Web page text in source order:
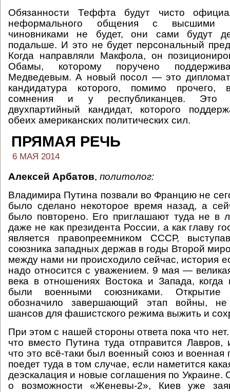
Обязанности Теффта будут чисто
неформального общения с высшими
чиновниками не будет, они сами будут
подальше. И это не будет персональный
Когда направляли Макфола, он
Обамы, которому поручено
Медведевым. А новый посол — это
кандидатура которого, помимо прочего,
сомнения и у республиканцев. Это
двухпартийный кандидат, которого
обеих американских политических сил.
ПРЯМАЯ РЕЧЬ
6 МАЯ 2014
Алексей Арбатов, политолог:
Владимира Путина позвали во Францию не
было сделано некоторое время назад, а
было повторено. Его приглашают туда не в
даже не как президента России, а как главу
является правопреемником СССР,
союзника западных держав в годы Второй
между нами ни происходило сейчас, история
надо относится с уважением. 9 мая —
века в отношениях Востока и Запада, когда
были военными союзниками. Открытие
обозначило завершающий этап войны, не
шансов для фашистского режима выжить и
При этом с нашей стороны ответа пока что
что вместо Путина туда отправится Лавров,
что это всё-таки был военный союз и военная
поедет туда в том случае, если наметится
деэскалация и новые соглашения по Украине.
о возможности «Женевы-2», Киев уже